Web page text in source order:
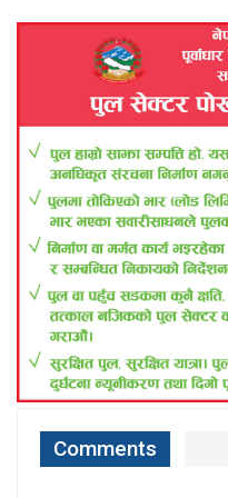
Comments